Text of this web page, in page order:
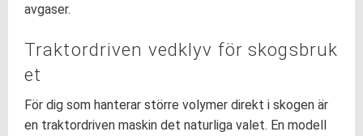
avgaser.
Traktordriven vedklyv för skogsbruk
et
För dig som hanterar större volymer direkt i skogen är
en traktordriven maskin det naturliga valet. En modell